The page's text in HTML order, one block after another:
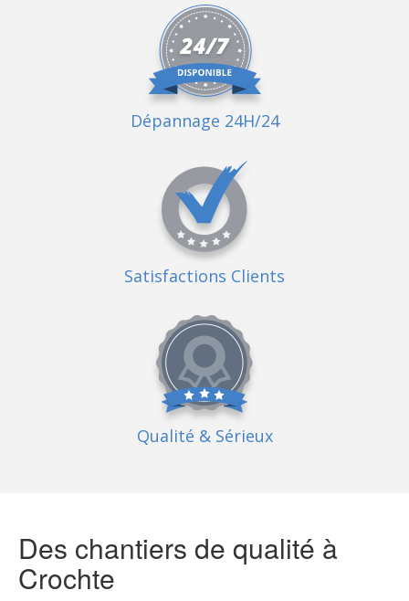
Dépannage 24H/24
Satisfactions Clients
Qualité & Sérieux
Des chantiers de qualité à
Crochte